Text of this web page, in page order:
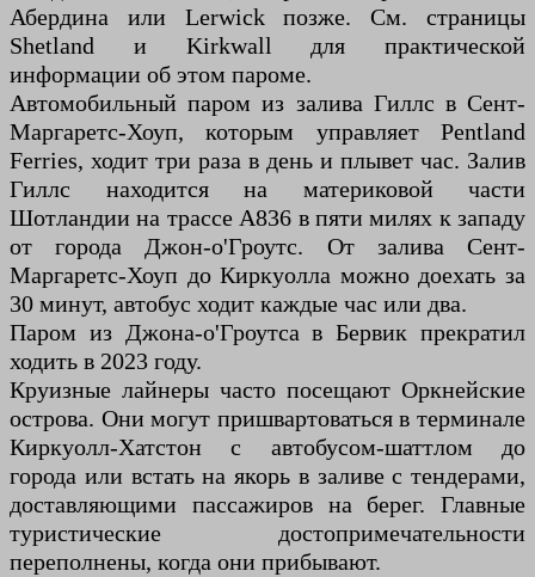
Абердина или Lerwick позже. См. страницы
Shetland и Kirkwall для практической
информации об этом пароме.
Автомобильный паром из залива Гиллс в Сент-
Маргаретс-Хоуп, которым управляет Pentland
Ferries, ходит три раза в день и плывет час. Залив
Гиллс находится на материковой части
Шотландии на трассе A836 в пяти милях к западу
от города Джон-о'Гроутс. От залива Сент-
Маргаретс-Хоуп до Киркуолла можно доехать за
30 минут, автобус ходит каждые час или два.
Паром из Джона-о'Гроутса в Бервик прекратил
ходить в 2023 году.
Круизные лайнеры часто посещают Оркнейские
острова. Они могут пришвартоваться в терминале
Киркуолл-Хатстон с автобусом-шаттлом до
города или встать на якорь в заливе с тендерами,
доставляющими пассажиров на берег. Главные
туристические достопримечательности
переполнены, когда они прибывают.